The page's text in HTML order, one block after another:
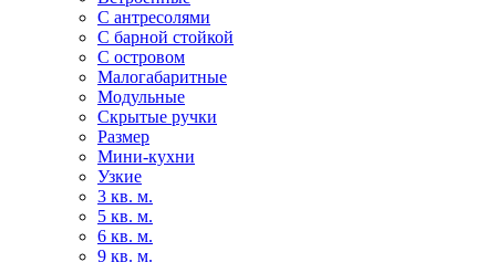
С антресолями
С барной стойкой
С островом
Малогабаритные
Модульные
Скрытые ручки
Размер
Мини-кухни
Узкие
3 кв. м.
5 кв. м.
6 кв. м.
9 кв. м.